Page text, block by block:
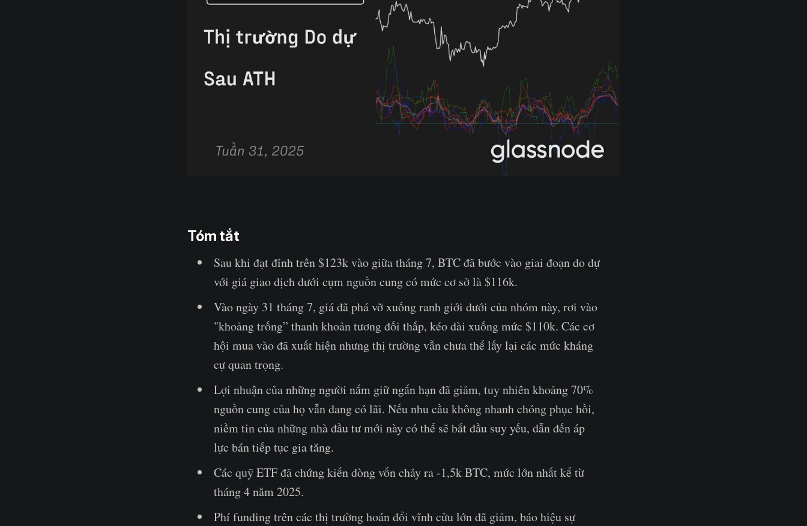
Tóm tắt
Sau khi đạt đỉnh trên $123k vào giữa tháng 7, BTC đã bước vào giai đoạn do dự
với giá giao dịch dưới cụm nguồn cung có mức cơ sở là $116k.
Vào ngày 31 tháng 7, giá đã phá vỡ xuống ranh giới dưới của nhóm này, rơi vào
"khoảng trống” thanh khoản tương đối thấp, kéo dài xuống mức $110k. Các cơ
hội mua vào đã xuất hiện nhưng thị trường vẫn chưa thể lấy lại các mức kháng
cự quan trọng.
Lợi nhuận của những người nắm giữ ngắn hạn đã giảm, tuy nhiên khoảng 70%
nguồn cung của họ vẫn đang có lãi. Nếu nhu cầu không nhanh chóng phục hồi,
niềm tin của những nhà đầu tư mới này có thể sẽ bắt đầu suy yếu, dẫn đến áp
lực bán tiếp tục gia tăng.
Các quỹ ETF đã chứng kiến dòng vốn chảy ra -1,5k BTC, mức lớn nhất kể từ
tháng 4 năm 2025.
Phí funding trên các thị trường hoán đổi vĩnh cửu lớn đã giảm, báo hiệu sự